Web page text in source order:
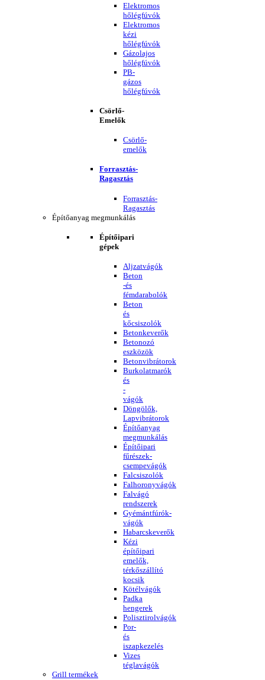
Elektromos
hőlégfúvók
Elektromos
kézi
hőlégfúvók
Gázolajos
hőlégfúvók
PB-
gázos
hőlégfúvók
Csörlő-
Emelők
Csörlő-
emelők
Forrasztás-
Ragasztás
Forrasztás-
Ragasztás
Építőanyag megmunkálás
Építőipari
gépek
Aljzatvágók
Beton
-és
fémdarabolók
Beton
és
kőcsiszolók
Betonkeverők
Betonozó
eszközök
Betonvibrátorok
Burkolatmarók
és
-
vágók
Döngölők,
Lapvibrátorok
Építőanyag
megmunkálás
Építőipari
fűrészek-
csempevágók
Falcsiszolók
Falhoronyvágók
Falvágó
rendszerek
Gyémántfúrók-
vágók
Habarcskeverők
Kézi
építőipari
emelők,
térkőszállító
kocsik
Kötélvágók
Padka
hengerek
Polisztirolvágók
Por-
és
iszapkezelés
Vizes
téglavágók
Grill termékek